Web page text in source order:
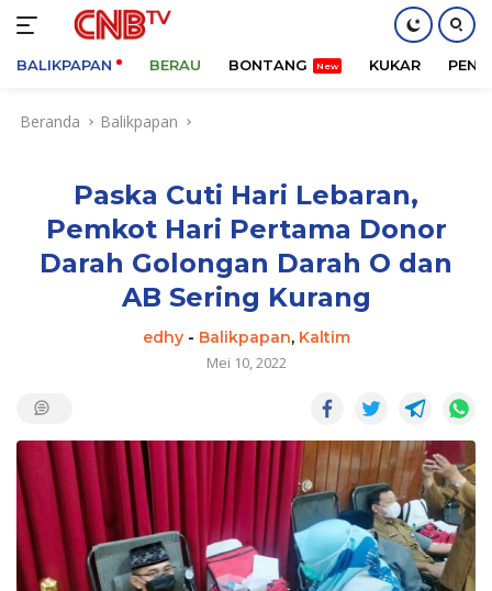
BALIKPAPAN BERAU BONTANG KUKAR
Beranda Balikpapan
Paska Cuti Hari Lebaran,
Pemkot Hari Pertama Donor
Darah Golongan Darah O dan
AB Sering Kurang
edhy- Balikpapan, Kaltim
Mei 10, 2022